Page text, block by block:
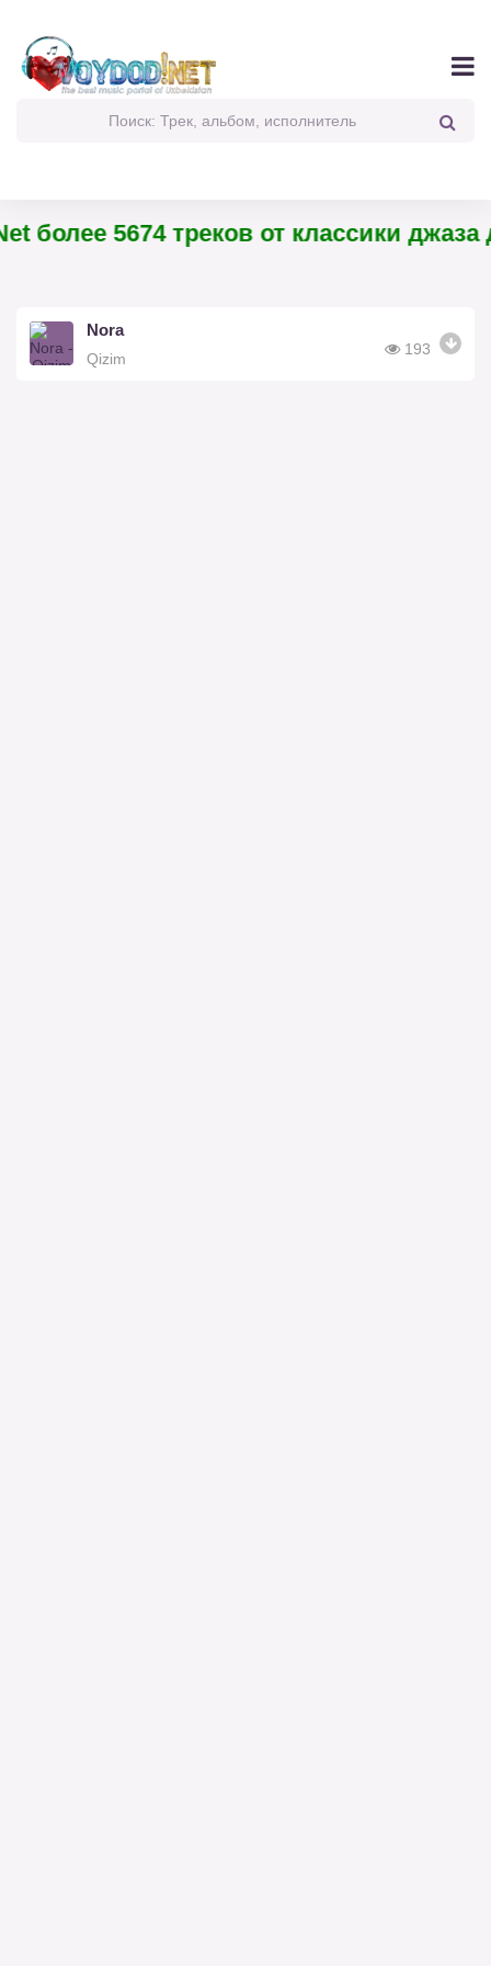
более 5674 треков от классики джаза
Nora
Qizim
193